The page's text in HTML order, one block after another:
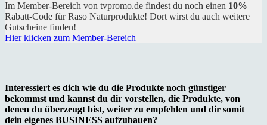
Im Member-Bereich von tvpromo.de findest du noch einen 10%
Rabatt-Code für Raso Naturprodukte! Dort wirst du auch weitere
Gutscheine finden!
Hier klicken zum Member-Bereich
Interessiert es dich wie du die Produkte noch günstiger
bekommst und kannst du dir vorstellen, die Produkte, von
denen du überzeugt bist, weiter zu empfehlen und dir somit
dein eigenes BUSINESS aufzubauen?